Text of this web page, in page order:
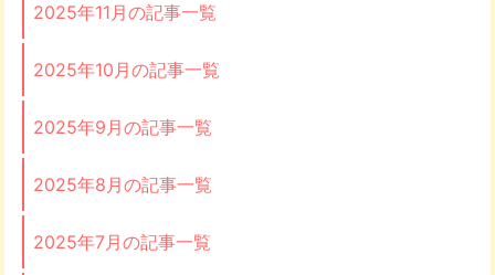
2025年11月の記事一覧
2025年10月の記事一覧
2025年9月の記事一覧
2025年8月の記事一覧
2025年7月の記事一覧